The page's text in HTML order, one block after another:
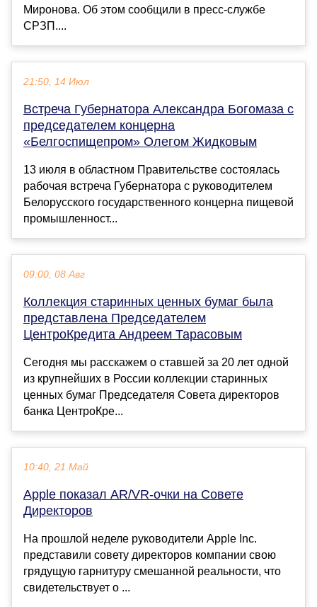
Миронова. Об этом сообщили в пресс-службе
СРЗП....
21:50, 14 Июл
Встреча Губернатора Александра Богомаза с
председателем концерна
«Белгоспищепром» Олегом Жидковым
13 июля в областном Правительстве состоялась
рабочая встреча Губернатора с руководителем
Белорусского государственного концерна пищевой
промышленност...
09:00, 08 Авг
Коллекция старинных ценных бумаг была
представлена Председателем
ЦентроКредита Андреем Тарасовым
Сегодня мы расскажем о ставшей за 20 лет одной
из крупнейших в России коллекции старинных
ценных бумаг Председателя Совета директоров
банка ЦентроКре...
10:40, 21 Май
Apple показал AR/VR-очки на Совете
Директоров
На прошлой неделе руководители Apple Inc.
представили совету директоров компании свою
грядущую гарнитуру смешанной реальности, что
свидетельствует о ...